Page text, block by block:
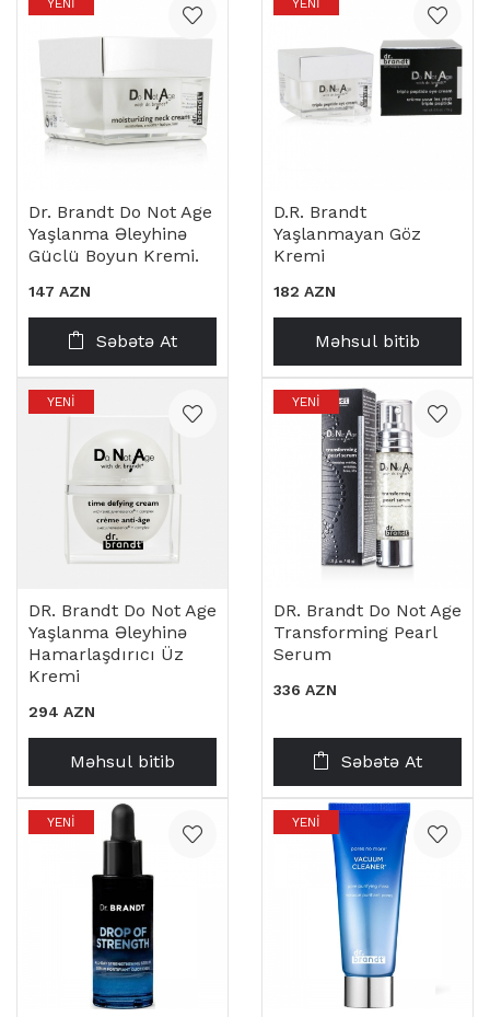
YENI
Dr. Brandt Do Not Age
Yaşlanma Əleyhinə
Güclü Boyun Kremi.
147 AZN
Səbətə At
YENI
D.R. Brandt
Yaşlanmayan Göz
Kremi
182 AZN
Məhsul bitib
YENI
DR. Brandt Do Not Age
Yaşlanma Əleyhinə
Hamarlaşdırıcı Üz
Kremi
294 AZN
Məhsul bitib
YENI
DR. Brandt Do Not Age
Transforming Pearl
Serum
336 AZN
Səbətə At
YENI YENI